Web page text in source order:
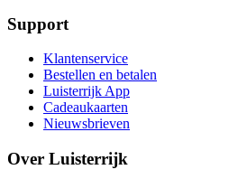
Support
Klantenservice
Bestellen en betalen
Luisterrijk App
Cadeaukaarten
Nieuwsbrieven
Over Luisterrijk